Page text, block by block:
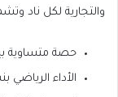
والتجارية لكل ناد
حصة متساوية بين
الأداء الرياضي